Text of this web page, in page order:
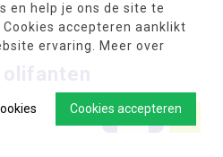
en help je ons de site te
accepteren aanklikt
ervaring. Meer over
Cookies accepteren
- +